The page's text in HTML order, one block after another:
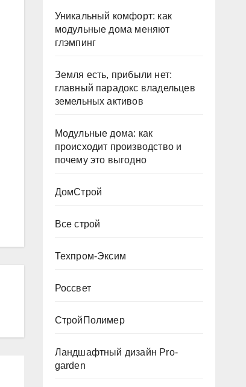
Уникальный комфорт: как
модульные дома меняют
глэмпинг
Земля есть, прибыли нет:
главный парадокс владельцев
земельных активов
Модульные дома: как
происходит производство и
почему это выгодно
ДомСтрой
Все строй
Техпром-Эксим
Россвет
СтройПолимер
Ландшафтный дизайн Pro-
garden